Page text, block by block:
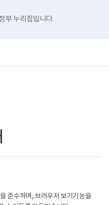
부 누리집입니다.
검
준수하며, 브러우저 보기기능을